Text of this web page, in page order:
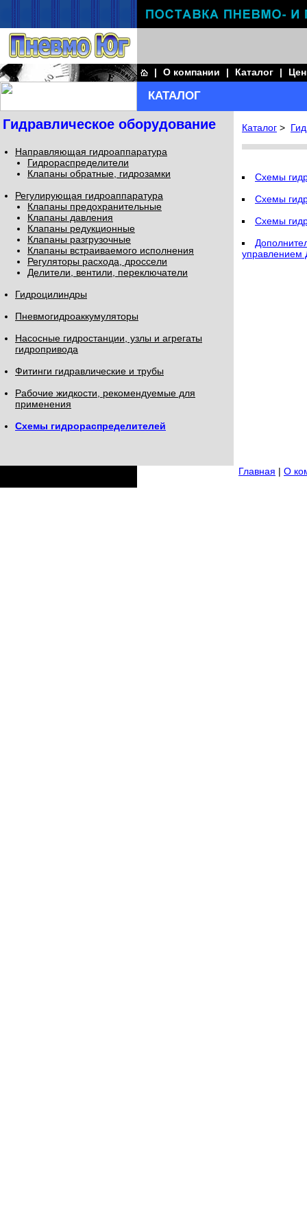
| О компании | Каталог |
КАТАЛОГ
Гидравлическое оборудование
Направляющая гидроаппаратура
Гидрораспределители
Клапаны обратные, гидрозамки
Регулирующая гидроаппаратура
Клапаны предохранительные
Клапаны давления
Клапаны редукционные
Клапаны разгрузочные
Клапаны встраиваемого исполнения
Регуляторы расхода, дроссели
Делители, вентили, переключатели
Гидроцилиндры
Пневмогидроаккумуляторы
Насосные гидростанции, узлы и агрегаты
гидропривода
Фитинги гидравлические и трубы
Рабочие жидкости, рекомендуемые для
применения
Схемы гидрораспределителей
Каталог >
Схемы
Схемы
Схемы
управлением
Главная | О